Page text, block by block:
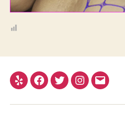
Yelp Facebook
TwitterInstagram
Email